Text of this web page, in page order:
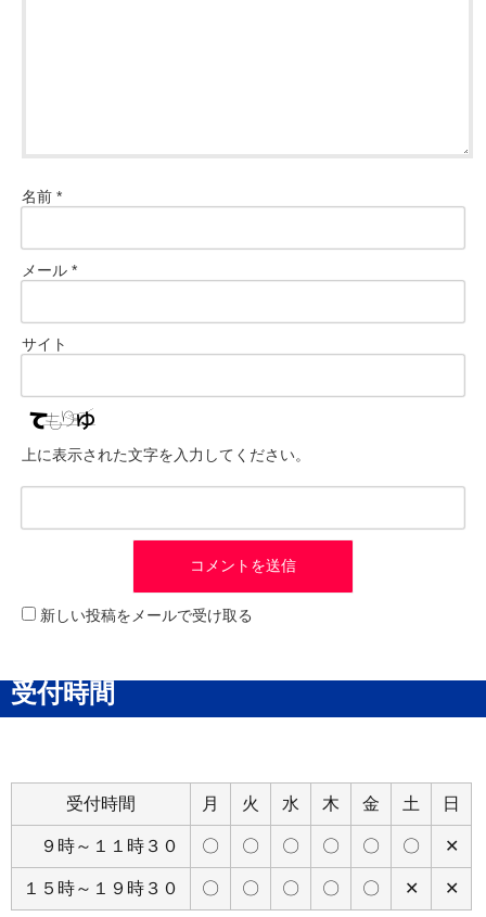
名前 *
メール *
サイト
上に表示された文字を入力してください。
新しい投稿をメールで受け取る
受付時間
受付時間 月 火 水 木 金 土 日
９時～１１時３０ 〇 〇 〇 〇 〇 〇 ✕
１５時～１９時３０ 〇 〇 〇 〇 〇 ✕ ✕